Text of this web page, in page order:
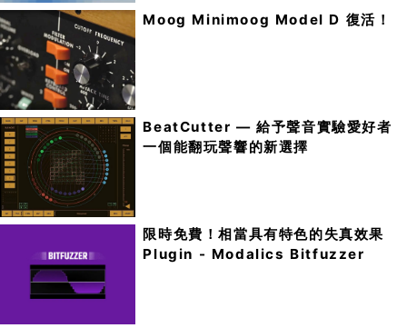
Moog Minimoog Model D 復活！
BeatCutter — 給予聲音實驗愛好者
一個能翻玩聲響的新選擇
限時免費！相當具有特色的失真效果
Plugin - Modalics Bitfuzzer